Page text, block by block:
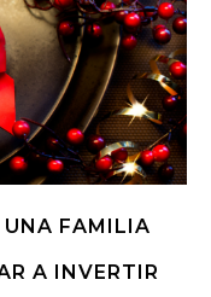
UNA FAMILIA
A INVERTIR